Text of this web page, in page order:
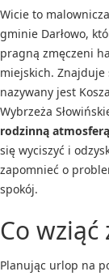
Wicie to
gminie Darłowo,
pragną zmęczeni
miejskich.
nazywany jest
Wybrzeża
rodzinną
się wyciszyć i
zapomnieć o
spokój.
Co wziąć
Planując urlop na